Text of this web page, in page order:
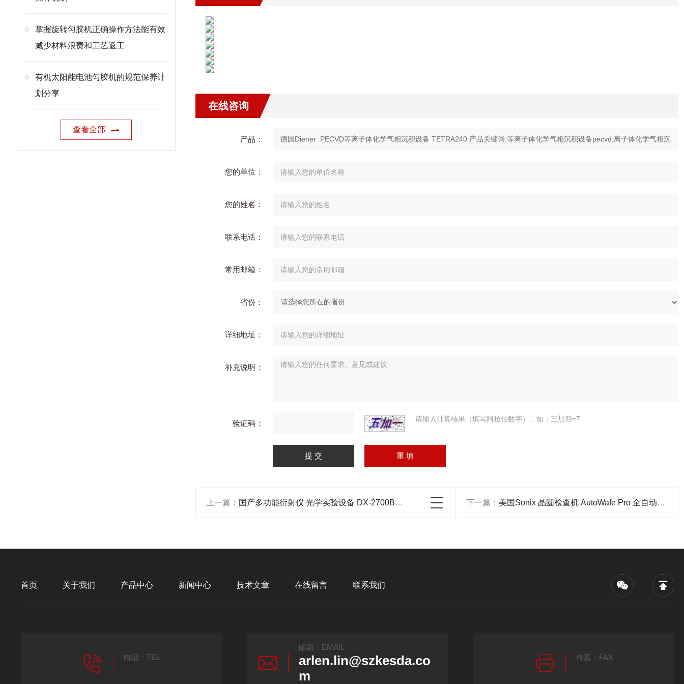
掌握旋转匀胶机正确操作方法能有效
减少材料浪费和工艺返工
有机太阳能电池匀胶机的规范保养计
划分享
查看全部
在线咨询
产品：
您的单位：
您的姓名：
联系电话：
常用邮箱：
省份：
详细地址：
补充说明：
验证码： 请输入计算结果（填写阿拉伯数字），如：三加四=7
上一篇： 国产多功能衍射仪 光学实验设备 DX-2700BH型号 下一篇： 美国Sonix 晶圆检查机 AutoWafe Pro 全自动不锈钢检测设备 产品关键词:wafe检测;wafe晶圆
首页 关于我们 产品中心 新闻中心 技术文章 在线留言 联系我们
电话：TEL
邮箱：EMAIL
arlen.lin@szkesda.co
m
传真：FAX